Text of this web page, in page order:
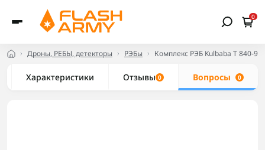
0
Дроны, РЕБЫ, детекторы РЭБы Комплекс РЭБ Kulbaba T 840-
Характеристики Отзывы 0 Вопросы 0